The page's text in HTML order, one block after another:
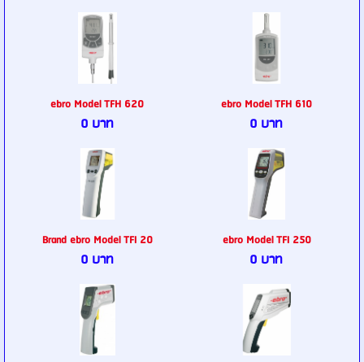
ebro Model TFH 620
0 บาท
ebro Model TFH 610
0 บาท
Brand ebro Model TFI 20
0 บาท
ebro Model TFI 250
0 บาท